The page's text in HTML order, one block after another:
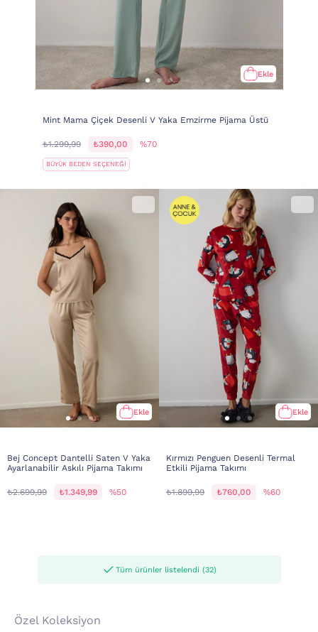
Ekle
Mint Mama Çiçek Desenli V Yaka Emzirme Pijama Üstü
₺1.299,99 ₺390,00 %70
BÜYÜK BEDEN SEÇENEĞİ
Ekle
Bej Concept Dantelli Saten V Yaka
Ayarlanabilir Askılı Pijama Takımı
₺2.699,99 ₺1.349,99 %50
Ekle
Kırmızı Penguen Desenli Termal
Etkili Pijama Takımı
₺1.899,99 ₺760,00 %60
Tüm ürünler listelendi (32)
Özel Koleksiyon